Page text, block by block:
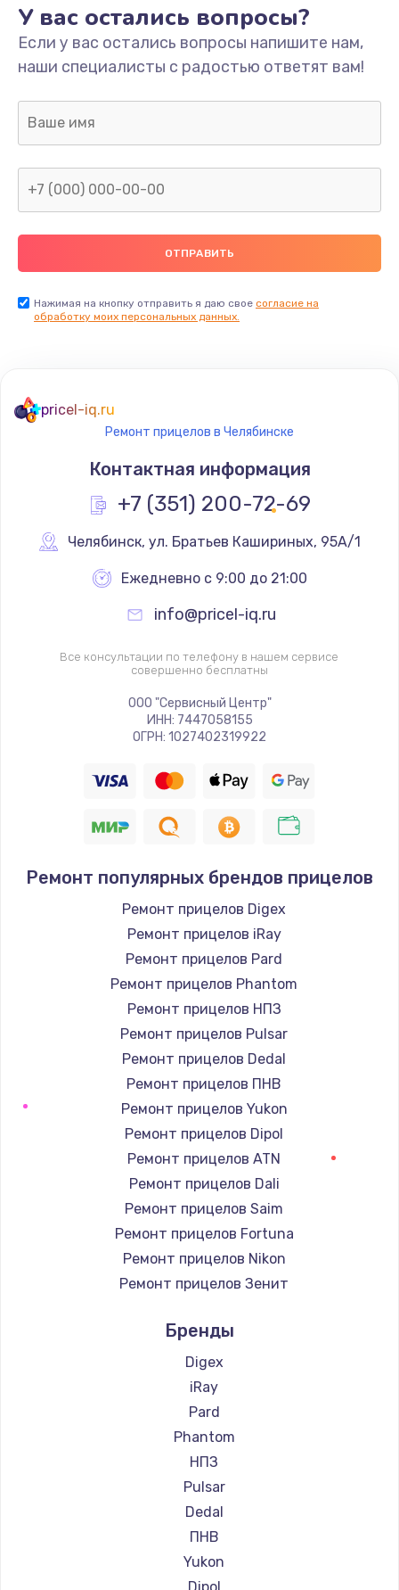
У вас остались вопросы?
Если у вас остались вопросы напишите нам,
наши специалисты с радостью ответят вам!
Нажимая на кнопку отправить я даю свое согласие на
обработку моих персональных данных.
pricel-iq.ru
Ремонт прицелов в Челябинске
Контактная информация
+7 (351) 200-72-69
Челябинск, ул. Братьев Кашириных, 95А/1
Ежедневно с 9:00 до 21:00
info@pricel-iq.ru
Все консультации по телефону в нашем сервисе
совершенно бесплатны
ООО "Сервисный Центр"
ИНН: 7447058155
ОГРН: 1027402319922
Ремонт популярных брендов прицелов
Ремонт прицелов Digex
Ремонт прицелов iRay
Ремонт прицелов Pard
Ремонт прицелов Phantom
Ремонт прицелов НПЗ
Ремонт прицелов Pulsar
Ремонт прицелов Dedal
Ремонт прицелов ПНВ
Ремонт прицелов Yukon
Ремонт прицелов Dipol
Ремонт прицелов ATN
Ремонт прицелов Dali
Ремонт прицелов Saim
Ремонт прицелов Fortuna
Ремонт прицелов Nikon
Ремонт прицелов Зенит
Ремонт прицелов Artelv
Ремонт прицелов Hakko
Ремонт прицелов HALES
Ремонт прицелов Leica
Ремонт прицелов Vector Optics
Ремонт прицелов Carl Zeiss
Ремонт прицелов Zeiss
Ремонт прицелов AGM Global Vision
Ремонт прицелов Pilad
Ремонт прицелов Arkon
Ремонт прицелов ANYSMART
Бренды
Digex
iRay
Pard
Phantom
НПЗ
Pulsar
Dedal
ПНВ
Yukon